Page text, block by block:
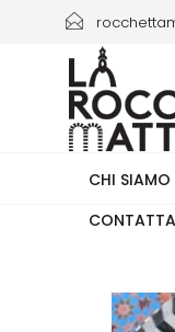
+39
CHI SIAMO